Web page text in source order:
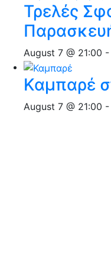
Τρελές
August 7 @ 21:00 -
Καμπαρέ
August 7 @ 21:00 -